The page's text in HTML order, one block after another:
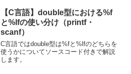
【C言語】double型における%f
と%lfの使い分け（printf・
scanf）
C言語ではdouble型は%fと%lfのどちらを
使うかについてソースコード付きで解説
します。